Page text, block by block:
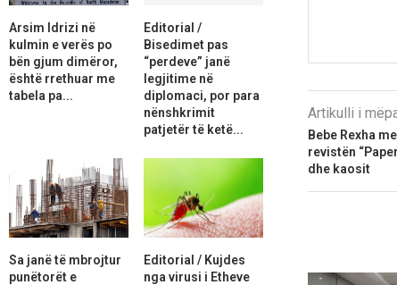
Artikulli i
Bebe Rexha
revistën
dhe kaosit
Arsim Idrizi në
kulmin e verës po
bën gjum dimëror,
është rrethuar me
tabela pa...
Editorial /
Bisedimet pas
“perdeve” janë
legjitime në
diplomaci, por para
nënshkrimit
patjetër të ketë...
Sa janë të mbrojtur
punëtorët e
Editorial / Kujdes
nga virusi i Etheve